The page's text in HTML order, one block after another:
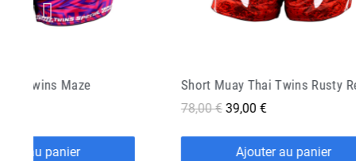
Twins Rusty Red
au panier
42,90 € 21,45 €
Ajouter au panier